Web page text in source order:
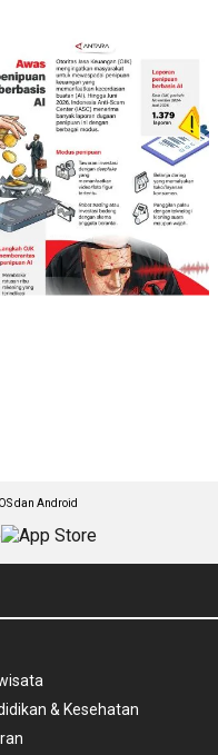
dan Android
& Kesehatan